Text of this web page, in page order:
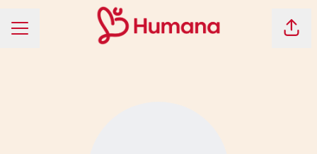
KARRIÄRMENY Dela